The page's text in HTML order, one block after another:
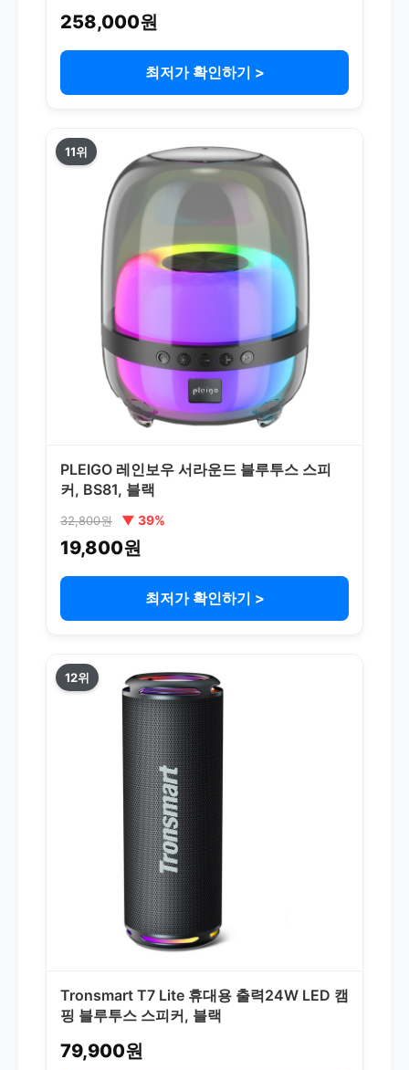
스피커 프렌즈
258,000원
최저가 확인하기 >
11위
PLEIGO 레인보우 서라운드 블루투스 스피
커, BS81, 블랙
32,800원 ▼ 39%
19,800원
최저가 확인하기 >
12위
Tronsmart T7 Lite 휴대용 출력24W LED 캠
핑 블루투스 스피커, 블랙
79,900원